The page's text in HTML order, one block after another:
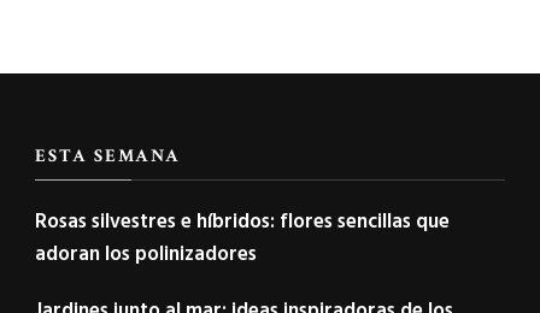
ESTA SEMANA
Rosas silvestres e híbridos: flores sencillas que
adoran los polinizadores